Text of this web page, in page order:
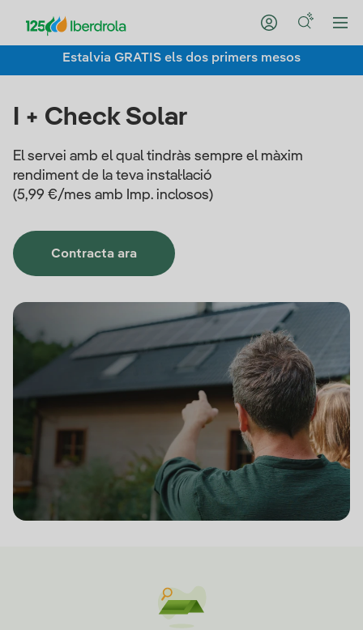
Estalvia GRATIS els dos primers mesos
I + Check Solar
El servei amb el qual tindràs sempre el màxim
rendiment de la teva instal·lació
(5,99 €/mes amb Imp. inclosos)
Contracta ara